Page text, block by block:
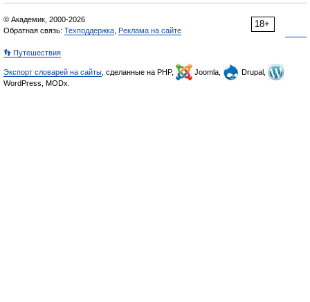
18+
© Академик, 2000-2026
Обратная связь: Техподдержка Реклама на сайте
👣 Путешествия
Экспорт словарей на сайты , сделанные на PHP, Joomla,
Drupal,
WordPress, MODx.